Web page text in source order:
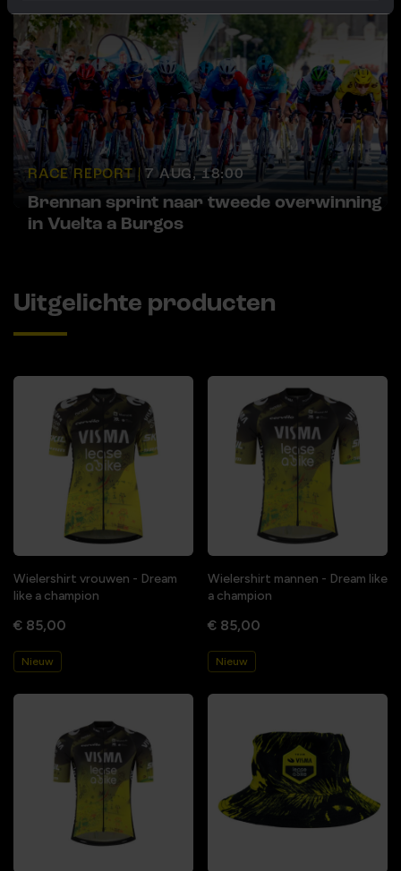
RACE REPORT | 7 AUG, 18:00
Brennan sprint naar tweede overwinning
in Vuelta a Burgos
Uitgelichte producten
Wielershirt vrouwen - Dream
like a champion
€ 85,00
Nieuw
Wielershirt mannen - Dream like
a champion
€ 85,00
Nieuw